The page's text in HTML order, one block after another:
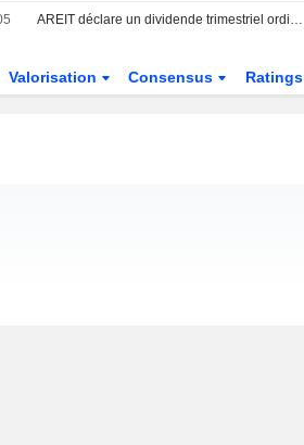
AREIT déclare un dividende trimestriel ordinaire de 0,62 peso par action
Valorisation Consensus Ratings